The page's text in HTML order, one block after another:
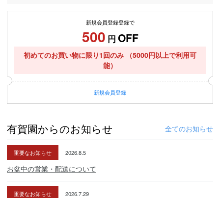
新規会員登録登録で
500 円 OFF
初めてのお買い物に限り1回のみ
（5000円以上で利用可
能）
新規会員登録
有賀園からのお知らせ 全てのお知らせ
重要なお知らせ 2026.8.5
お盆中の営業・配送について
重要なお知らせ 2026.7.29